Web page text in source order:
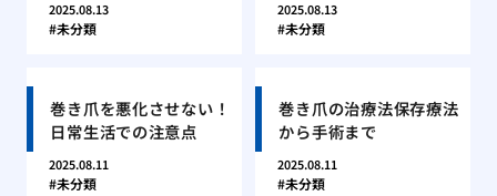
2025.08.13
未分類
2025.08.13
未分類
巻き爪を悪化させない！
日常生活での注意点
2025.08.11
未分類
巻き爪の治療法保存療法
から手術まで
2025.08.11
未分類